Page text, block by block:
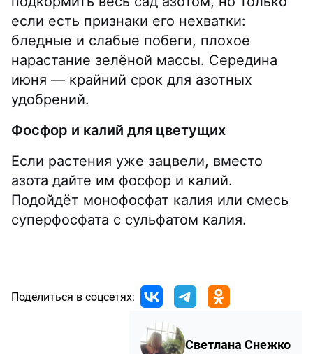
если есть признаки его нехватки:
бледные и слабые побеги, плохое
нарастание зелёной массы. Середина
июня — крайний срок для азотных
удобрений.
Фосфор и калий для цветущих
Если растения уже зацвели, вместо
азота дайте им фосфор и калий.
Подойдёт монофосфат калия или смесь
суперфосфата с сульфатом калия.
Поделиться в соцсетях:
Светлана Снежко